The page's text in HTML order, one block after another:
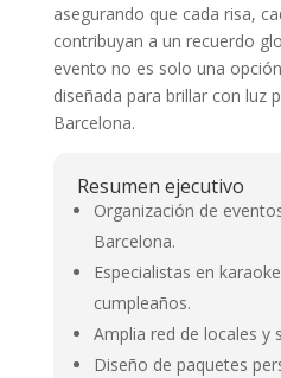
asegurando que cada risa,
contribuyan a un recuerdo
evento no es solo una
diseñada para brillar con luz
Barcelona.
Resumen ejecutivo
Organización de
Barcelona.
Especialistas en
cumpleaños.
Amplia red de locales y
Diseño de paquetes